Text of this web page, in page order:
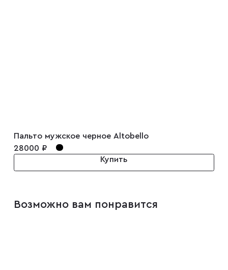
Галстуки
Пальто мужское черное Altobello
28000 ₽
Купить
Возможно вам понравится